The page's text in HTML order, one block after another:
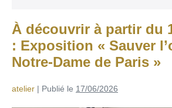
À découvrir à partir du
: Exposition « Sauver
Notre-Dame de Paris »
atelier | Publié le 17/06/2026